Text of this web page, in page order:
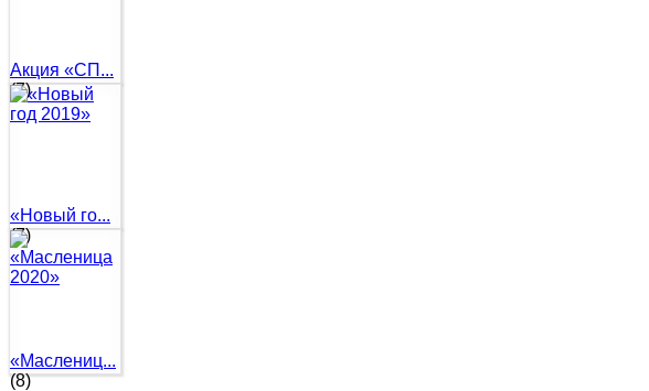
Акция «СП...
(7)
«Новый го...
(7)
«Маслениц...
(8)